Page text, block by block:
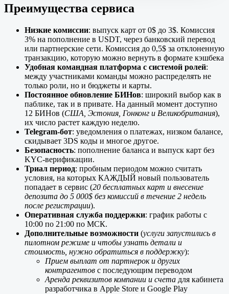
Преимущества сервиса
Низкие комиссии: выпуск карт от 0$ до 3$. Комиссия
3% на пополнение в USDT, через банковский перевод
или партнерские сети. Комиссия до 0,5$ за отклоненную
транзакцию, которую можно вернуть в формате кэшбека
Удобная командная платформа с системой ролей:
между участниками команды можно распределять не
только роли, но и бюджеты и карты.
Постоянное обновление БИНов: широкий выбор как в
паблике, так и в привате. На данный момент доступно
12 БИНов (США, Эстония, Гонконг и Великобритания),
их число растет каждую неделю.
Telegram-бот: уведомления о платежах, низком балансе,
скидывает 3DS коды и многое другое.
Безопасность: пополнение баланса и выпуск карт без
KYC-верификации.
Триал период: пробным периодом можно считать
условия, на которых КАЖДЫЙ новый пользователь
попадает в сервис (20 бесплатных карт и внесение
депозита до 5 000$ без комиссий в течение 2 недель
после регистрации).
Оперативная служба поддержки: график работы с
10:00 по 21:00 по МСК.
Дополнительные возможности (услуги запустились в
пилотном режиме и чтобы узнать детали и
стоимость, нужно обратиться в поддержку):
Прием выплат от партнерок и других
контрагентов с последующим переводом
Аренда реквизитов компании и счета для кабинета
разработчика в Apple Store и Google Play